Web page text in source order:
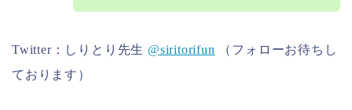
Twitter：しりとり先生 @siritorifun （フォローお待ちし
ております）